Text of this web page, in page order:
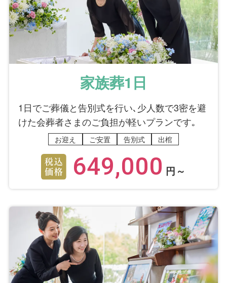
家族葬1日
1日でご葬儀と告別式を行い､少人数で3密を避
けた会葬者さまのご負担が軽いプランです｡
お迎え ご安置 告別式 出棺
649,000 円～